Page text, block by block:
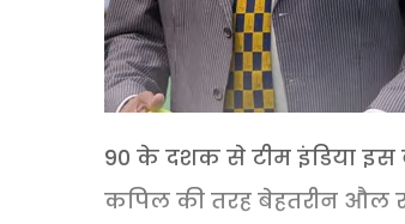
90 के दशक से टीम इंडिया इस
कपिल की तरह बेहतरीन औल